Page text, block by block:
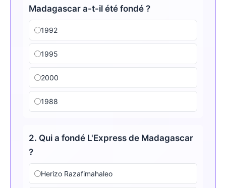
Madagascar a-t-il été fondé ?
1992
1995
2000
1988
2. Qui a fondé L'Express de Madagascar
?
Herizo Razafimahaleo